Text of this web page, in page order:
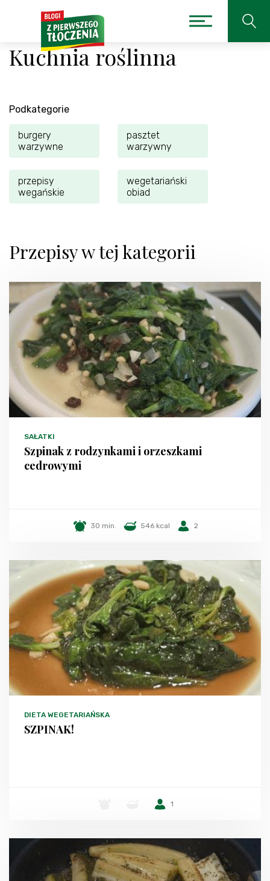
Kuchnia roślinna
Podkategorie
burgery
warzywne
pasztet
warzywny
przepisy
wegańskie
wegetariański
obiad
Przepisy w tej kategorii
SAŁATKI
Szpinak z rodzynkami i orzeszkami
cedrowymi
30 min. 546 kcal 2
DIETA WEGETARIAŃSKA
SZPINAK!
1